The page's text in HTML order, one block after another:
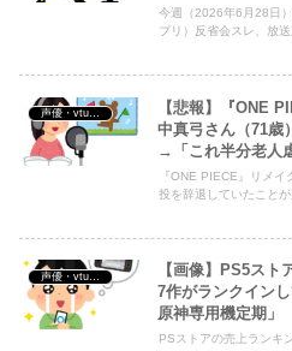
今週（2026年6月28日
プリ）反省会スレ、放送
【悲報】『ONE
中真弓さん（71歳
→「これ半分老人
『ONE PIECE』リメ
投を辞退していたことが
【画像】PS5ス
7作がランクイン
原神専用機定期」
PSストアの売上ランキ